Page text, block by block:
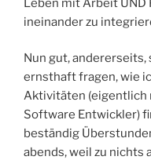
Leben mit Arbeit
ineinander zu
Nun gut, andererseits,
ernsthaft fragen, wie
Aktivitäten (eigentlich
Software Entwickler)
beständig
abends, weil zu nichts